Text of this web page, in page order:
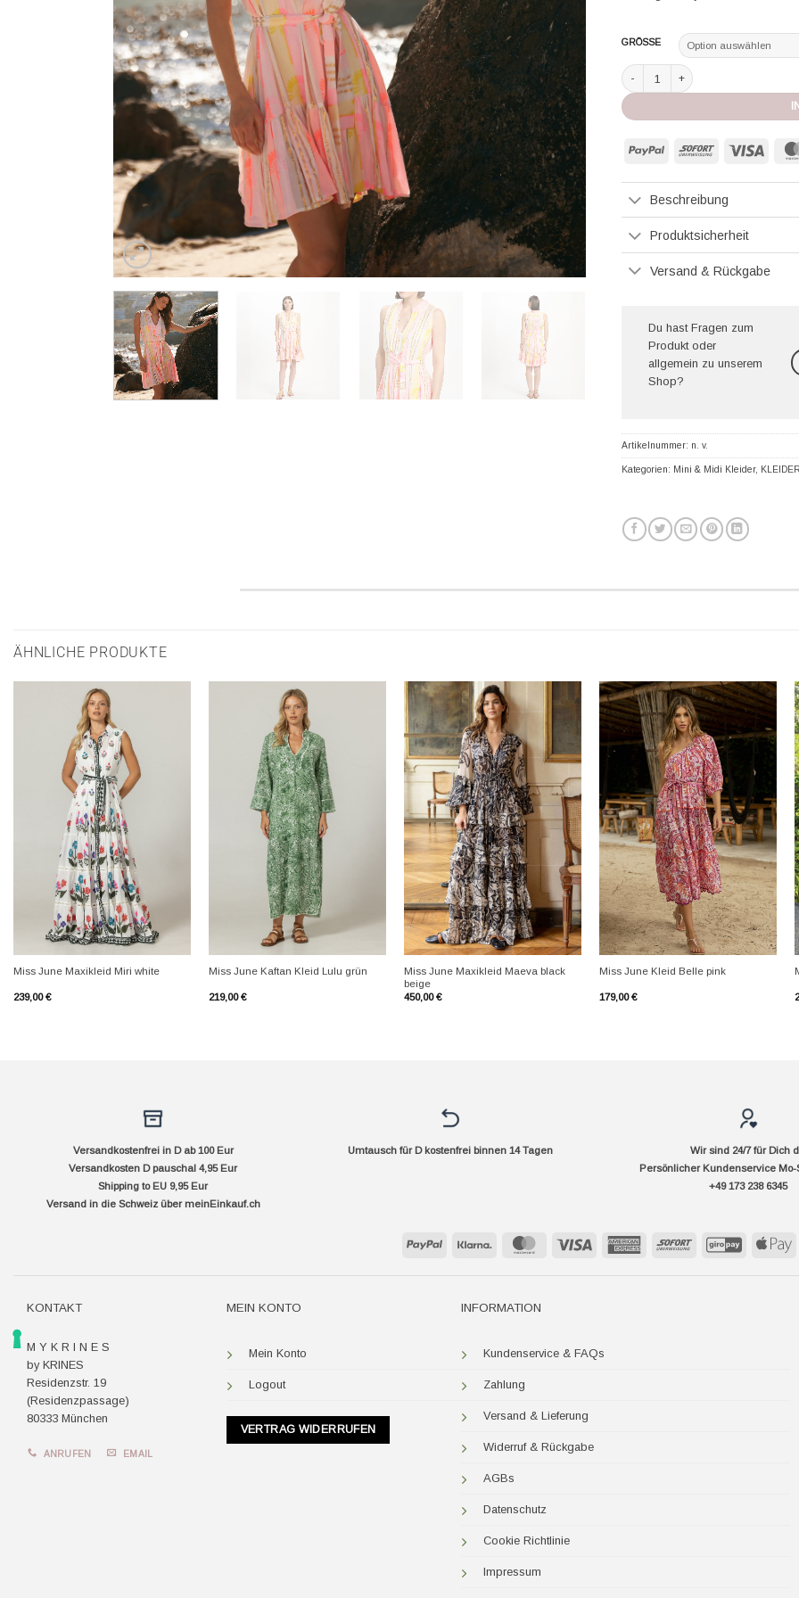
GRÖSSE
Miss June Kleid Tracy pink Menge
PayPal Sofort Visa
Beschreibung
Produktsicherheit
Versand & Rückgabe
Du hast Fragen zum
Produkt oder
allgemein zu unserem
Shop?
Artikelnummer: n. v.
Kategorien: Mini & Midi Kleider,
ÄHNLICHE PRODUKTE
Miss June Maxikleid Miri white
239,00€
Miss June Kaftan Kleid Lulu grün
219,00€
+
Miss June Maxikleid Maeva black
beige
450,00€
+
Miss June Kleid Belle pink
179,00€
Versandkostenfrei in D ab 100 Eur
Versandkosten D pauschal 4,95 Eur
Shipping to EU 9,95 Eur
Versand in die Schweiz über meinEinkauf.ch
Umtausch für D kostenfrei binnen 14 Tagen
Wir sind 24/7 für Dich
Persönlicher Kundenservice Mo-
+49 173 238 6345
PayPal Klarna MasterCard Visa
AmericanSofort GiroPay
KONTAKT
M Y K R I N E S
by KRINES
Residenzstr. 19
(Residenzpassage)
80333 München
ANRUFEN EMAIL
MEIN KONTO
Mein Konto
Logout
VERTRAG WIDERRUFEN
INFORMATION
Kundenservice & FAQs
Zahlung
Versand & Lieferung
Widerruf & Rückgabe
AGBs
Datenschutz
Cookie Richtlinie
Impressum